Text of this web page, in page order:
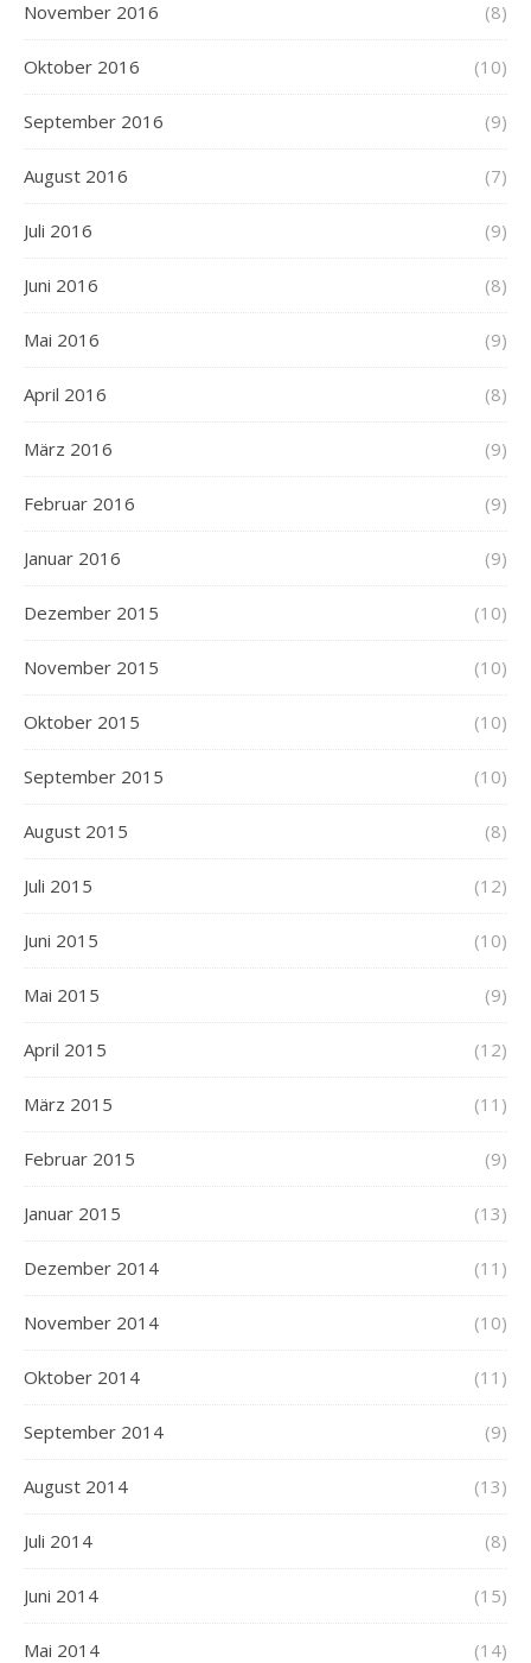
November 2016 (8)
Oktober 2016 (10)
September 2016 (9)
August 2016 (7)
Juli 2016 (9)
Juni 2016 (8)
Mai 2016 (9)
April 2016 (8)
März 2016 (9)
Februar 2016 (9)
Januar 2016 (9)
Dezember 2015 (10)
November 2015 (10)
Oktober 2015 (10)
September 2015 (10)
August 2015 (8)
Juli 2015 (12)
Juni 2015 (10)
Mai 2015 (9)
April 2015 (12)
März 2015 (11)
Februar 2015 (9)
Januar 2015 (13)
Dezember 2014 (11)
November 2014 (10)
Oktober 2014 (11)
September 2014 (9)
August 2014 (13)
Juli 2014 (8)
Juni 2014 (15)
Mai 2014 (14)